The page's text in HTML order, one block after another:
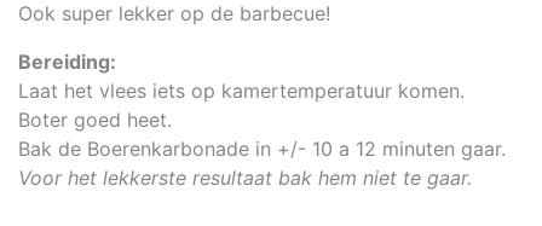
Ook super lekker op de barbecue!
Bereiding:
Laat het vlees iets op kamertemperatuur komen.
Boter goed heet.
Bak de Boerenkarbonade in +/- 10 a 12 minuten gaar.
Voor het lekkerste resultaat bak hem niet te gaar.